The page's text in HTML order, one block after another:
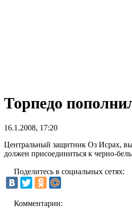
Торпедо
16.1.2008, 17:20
Центральный защитник Оз Исрах,
должен присоединиться к черно-
Поделитесь в социальных сетях:
Комментарии: